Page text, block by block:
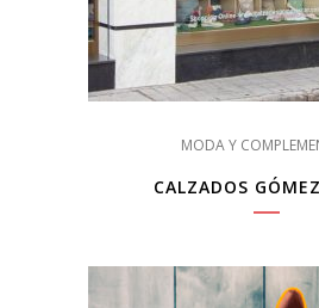
MODA Y
CALZADOS